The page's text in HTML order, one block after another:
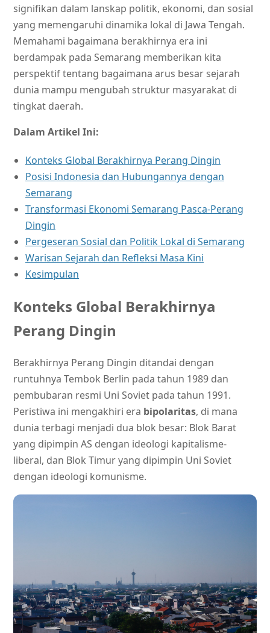
signifikan dalam lanskap politik, ekonomi, dan sosial
yang memengaruhi dinamika lokal di Jawa Tengah.
Memahami bagaimana berakhirnya era ini
berdampak pada Semarang memberikan kita
perspektif tentang bagaimana arus besar sejarah
dunia mampu mengubah struktur masyarakat di
tingkat daerah.
Dalam Artikel Ini:
Konteks Global Berakhirnya Perang Dingin
Posisi Indonesia dan Hubungannya dengan
Semarang
Transformasi Ekonomi Semarang Pasca-Perang
Dingin
Pergeseran Sosial dan Politik Lokal di Semarang
Warisan Sejarah dan Refleksi Masa Kini
Kesimpulan
Konteks Global Berakhirnya
Perang Dingin
Berakhirnya Perang Dingin ditandai dengan
runtuhnya Tembok Berlin pada tahun 1989 dan
pembubaran resmi Uni Soviet pada tahun 1991.
Peristiwa ini mengakhiri era bipolaritas, di mana
dunia terbagi menjadi dua blok besar: Blok Barat
yang dipimpin AS dengan ideologi kapitalisme-
liberal, dan Blok Timur yang dipimpin Uni Soviet
dengan ideologi komunisme.